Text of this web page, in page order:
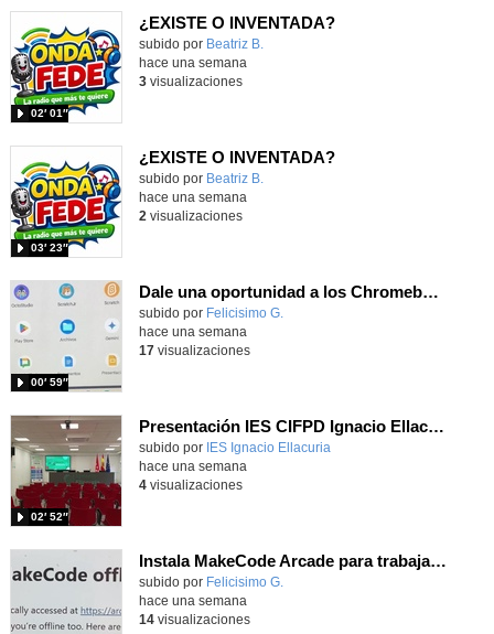
¿EXISTE O INVENTADA?
Contenido educativo.
subido por Beatriz B.
02′ 01″
hace una semana
3visualizaciones
¿EXISTE O INVENTADA?
Contenido educativo.
subido por Beatriz B.
03′ 23″
hace una semana
2 visualizaciones
Dale una oportunidad a los Chromebooks y utiliza un proyector para realizar talleres si no tienes pantallas táctiles
Contenido educativo.
subido por Felicisimo G.
00′ 59″
hace una semana
17visualizaciones
Presentación IES CIFPD Ignacio Ellacuría
Contenido educativo.
subido por IES Ignacio Ellacuria
02′ 52″
hace una semana
4visualizaciones
Instala MakeCode Arcade para trabajar offline en tu tablet, ordenador, Chromebook
Contenido educativo.
subido por Felicisimo G.
hace una semana
14visualizaciones